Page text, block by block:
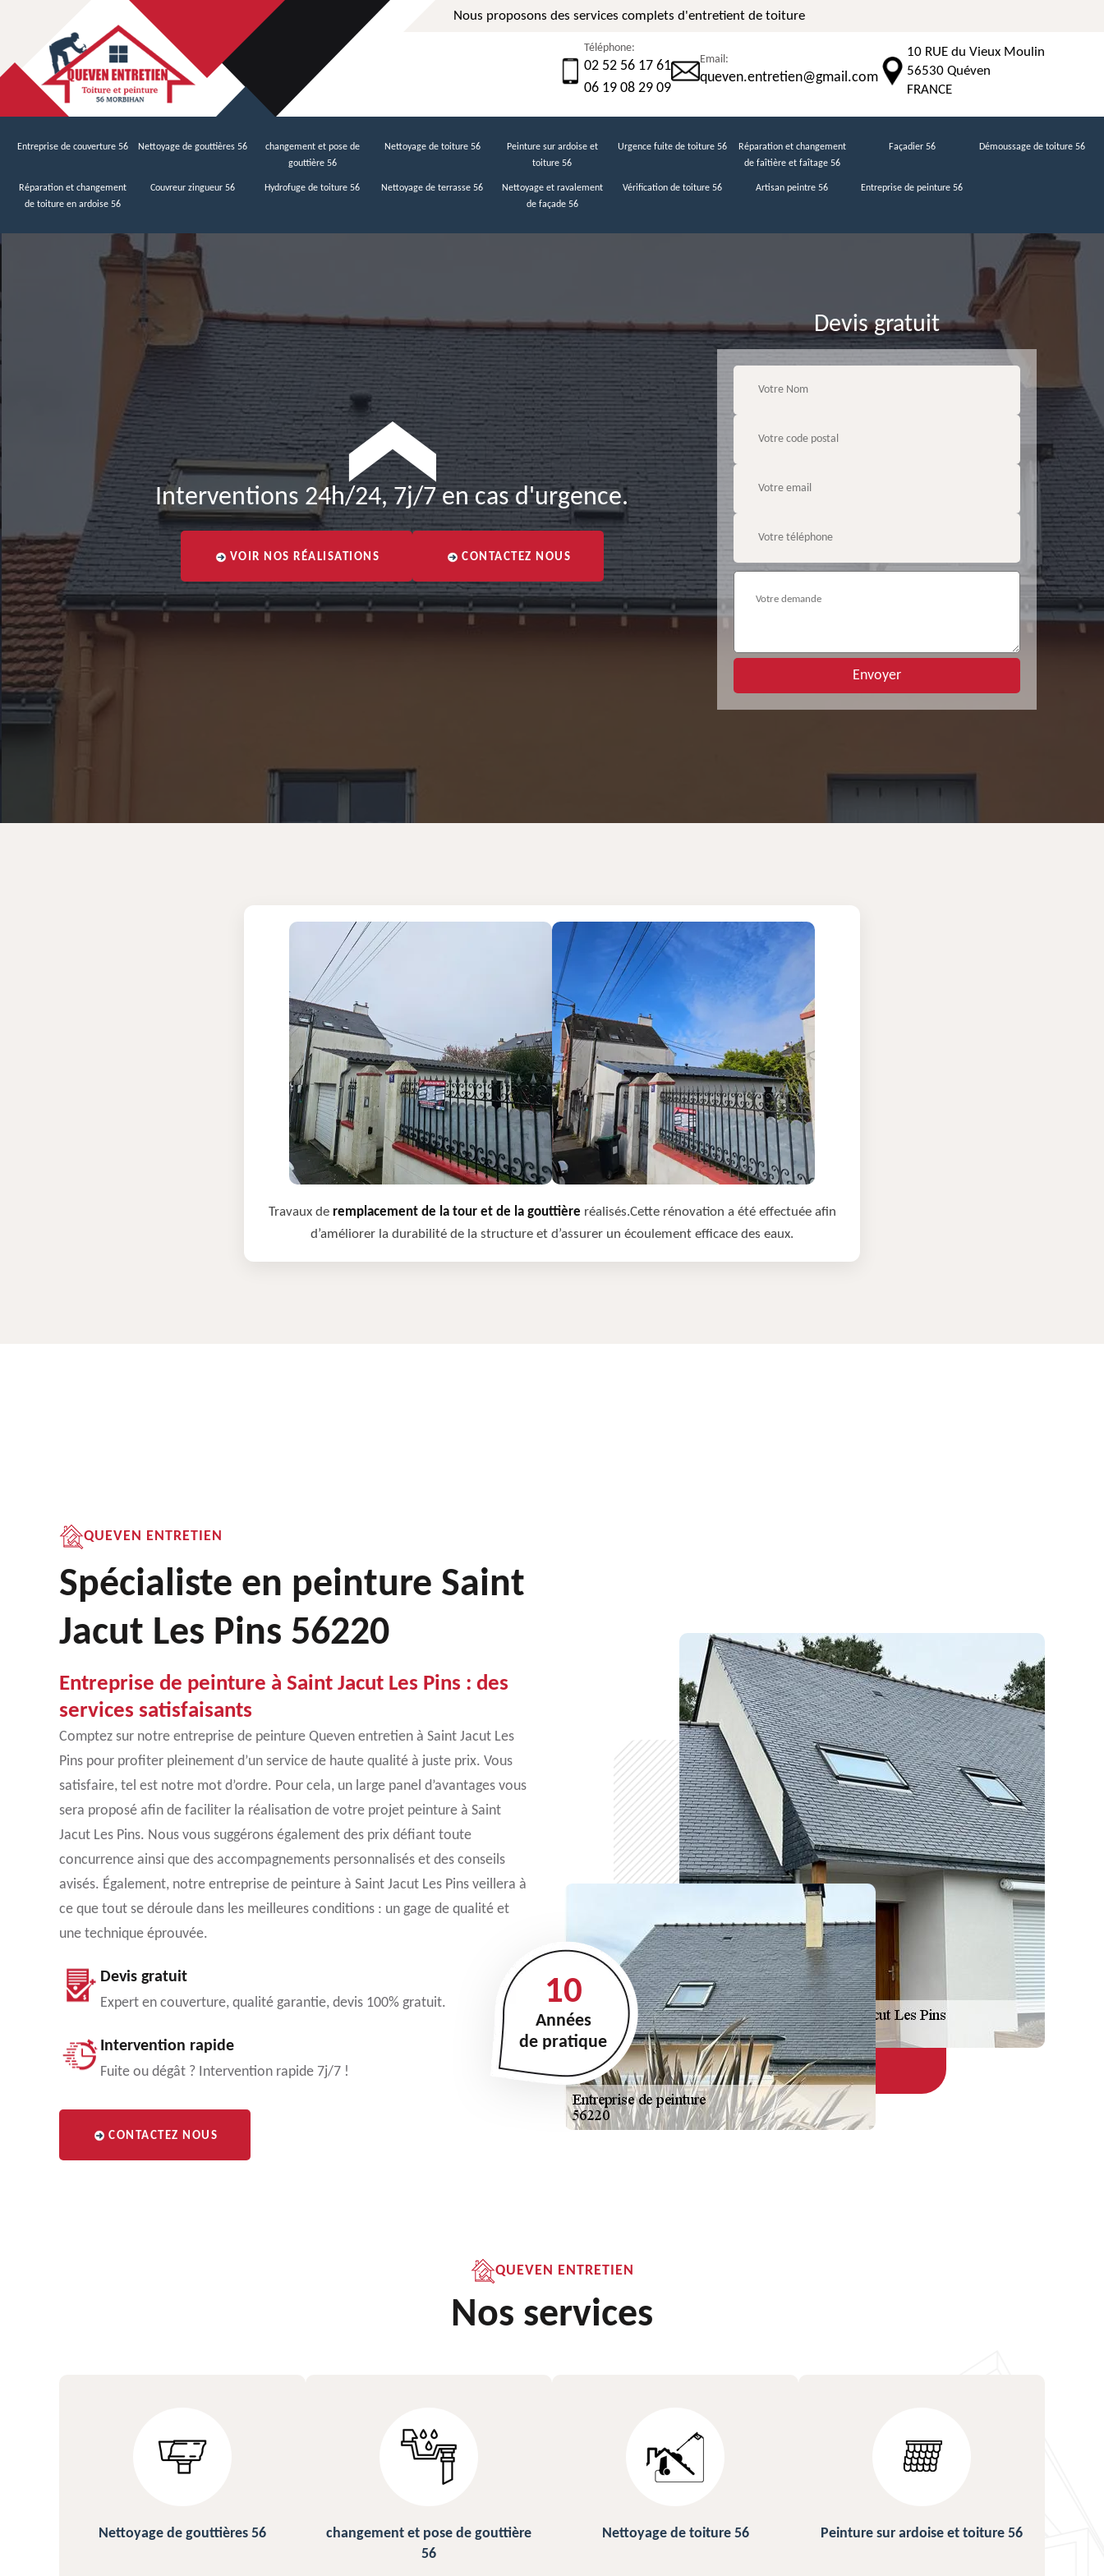
Nous proposons des services complets d'entretient de toiture
Téléphone:
02 52 56 17 61
06 19 08 29 09
Email:
queven.entretien@gmail.com
10 RUE du Vieux Moulin
56530 Quéven
FRANCE
Entreprise de couverture 56 Nettoyage de gouttières 56
changement et pose de
gouttière 56
Nettoyage de toiture 56
Peinture sur ardoise et
toiture 56
Urgence fuite de toiture 56
Réparation et changement
de faîtière et faîtage 56
Façadier 56 Démoussage de toiture 56
Réparation et changement
de toiture en ardoise 56
Couvreur zingueur 56 Hydrofuge de toiture 56 Nettoyage de terrasse 56
Nettoyage et ravalement
de façade 56
Vérification de toiture 56 Artisan peintre 56 Entreprise de peinture 56
Interventions 24h/24, 7j/7 en cas d'urgence.
VOIR NOS RÉALISATIONS CONTACTEZ NOUS
Devis gratuit
Travaux de remplacement de la tour et de la gouttière réalisés.Cette rénovation a été effectuée afin
d’améliorer la durabilité de la structure et d’assurer un écoulement efficace des eaux.
QUEVEN ENTRETIEN
Spécialiste en peinture Saint
Jacut Les Pins 56220
Entreprise de peinture à Saint Jacut Les Pins : des
services satisfaisants
Comptez sur notre entreprise de peinture Queven entretien à Saint Jacut Les
Pins pour profiter pleinement d’un service de haute qualité à juste prix. Vous
satisfaire, tel est notre mot d’ordre. Pour cela, un large panel d’avantages vous
sera proposé afin de faciliter la réalisation de votre projet peinture à Saint
Jacut Les Pins. Nous vous suggérons également des prix défiant toute
concurrence ainsi que des accompagnements personnalisés et des conseils
avisés. Également, notre entreprise de peinture à Saint Jacut Les Pins veillera à
ce que tout se déroule dans les meilleures conditions : un gage de qualité et
une technique éprouvée.
Devis gratuit
Expert en couverture, qualité garantie, devis 100% gratuit.
Intervention rapide
Fuite ou dégât ? Intervention rapide 7j/7 !
CONTACTEZ NOUS
10
Années
de pratique
QUEVEN ENTRETIEN
Nos services
changement et pose de gouttière
Nettoyage de toiture 56 Peinture sur ardoise et toiture 56 Urgence fuite de toiture 56